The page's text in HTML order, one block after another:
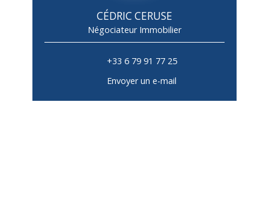
CÉDRIC CERUSE
Négociateur Immobilier
+33 6 79 91 77 25
Envoyer un e-mail